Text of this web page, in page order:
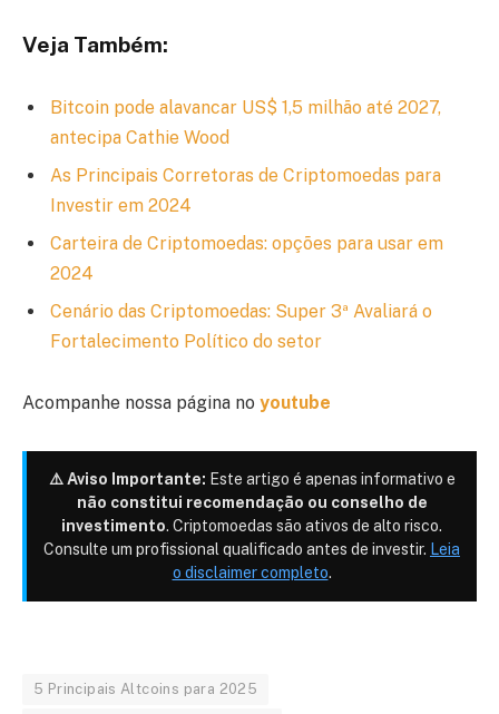
Veja Também:
Bitcoin pode alavancar US$ 1,5 milhão até 2027,
antecipa Cathie Wood
As Principais Corretoras de Criptomoedas para
Investir em 2024
Carteira de Criptomoedas: opções para usar em
2024
Cenário das Criptomoedas: Super 3ª Avaliará o
Fortalecimento Político do setor
Acompanhe nossa página no youtube
⚠️ Aviso Importante: Este artigo é apenas informativo e
não constitui recomendação ou conselho de
investimento. Criptomoedas são ativos de alto risco.
Consulte um profissional qualificado antes de investir. Leia
o disclaimer completo.
5 Principais Altcoins para 2025